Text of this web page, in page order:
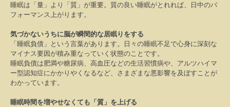
睡眠は「量」より「質」が重要。質の良い睡眠がとれれば、日中のパ
フォーマンス上がります。
気づかないうちに脳が瞬間的な居眠りをする
「睡眠負債」という言葉があります。日々の睡眠不足で心身に深刻な
マイナス要因が積み重なっていく状態のことです。
睡眠負債は肥満や糖尿病、高血圧などの生活習慣病や、アルツハイマ
ー型認知症にかかりやくなるなど、さまざまな悪影響を及ぼすことが
わかっています。
睡眠時間を増やせなくても「質」を上げる